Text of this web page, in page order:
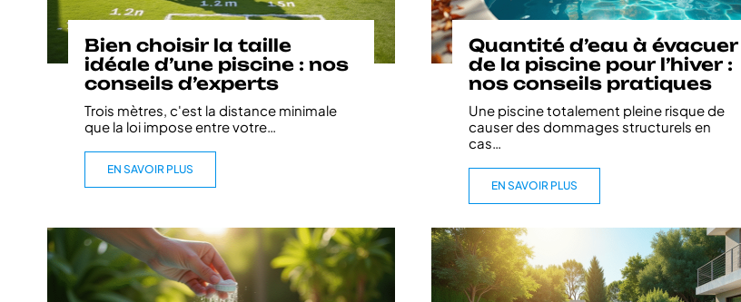
Bien choisir la taille
idéale d’une piscine : nos
conseils d’experts
Trois mètres, c'est la distance minimale
que la loi impose entre votre…
EN SAVOIR PLUS
Quantité d’eau à évacuer
de la piscine pour l’hiver :
nos conseils pratiques
Une piscine totalement pleine risque de
causer des dommages structurels en
cas…
EN SAVOIR PLUS